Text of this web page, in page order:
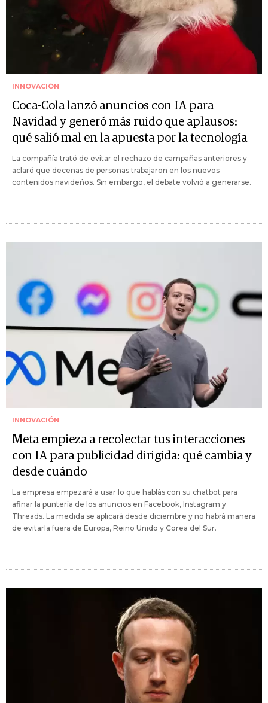
INNOVACIÓN
Coca-Cola lanzó anuncios con IA para
Navidad y generó más ruido que aplausos:
qué salió mal en la apuesta por la tecnología
La compañía trató de evitar el rechazo de campañas anteriores y
aclaró que decenas de personas trabajaron en los nuevos
contenidos navideños. Sin embargo, el debate volvió a generarse.
INNOVACIÓN
Meta empieza a recolectar tus interacciones
con IA para publicidad dirigida: qué cambia y
desde cuándo
La empresa empezará a usar lo que hablás con su chatbot para
afinar la puntería de los anuncios en Facebook, Instagram y
Threads. La medida se aplicará desde diciembre y no habrá manera
de evitarla fuera de Europa, Reino Unido y Corea del Sur.